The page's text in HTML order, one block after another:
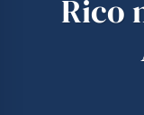
Rico